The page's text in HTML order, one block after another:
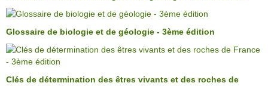
Glossaire de biologie et de géologie - 3ème édition
Clés de détermination des êtres vivants et des roches de